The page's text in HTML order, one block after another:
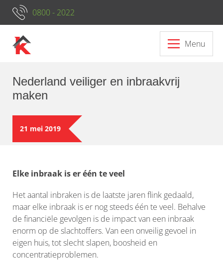
0800 - 2022
Menu
Nederland veiliger en inbraakvrij
maken
21 mei 2019
Elke inbraak is er één te veel
Het aantal inbraken is de laatste jaren flink gedaald,
maar elke inbraak is er nog steeds één te veel. Behalve
de financiële gevolgen is de impact van een inbraak
enorm op de slachtoffers. Van een onveilig gevoel in
eigen huis, tot slecht slapen, boosheid en
concentratieproblemen.